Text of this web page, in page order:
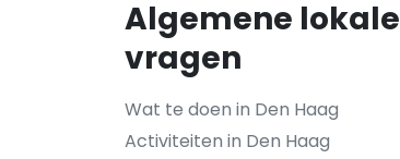
Algemene lokale
vragen
Wat te doen in Den Haag
Activiteiten in Den Haag